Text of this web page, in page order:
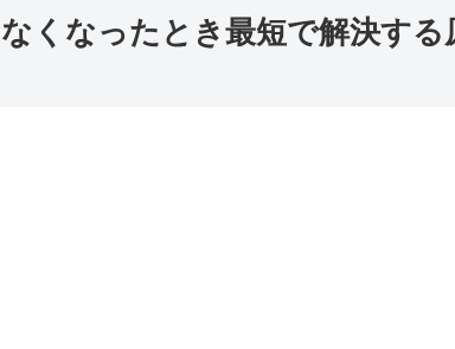
くなったとき最短で解決する